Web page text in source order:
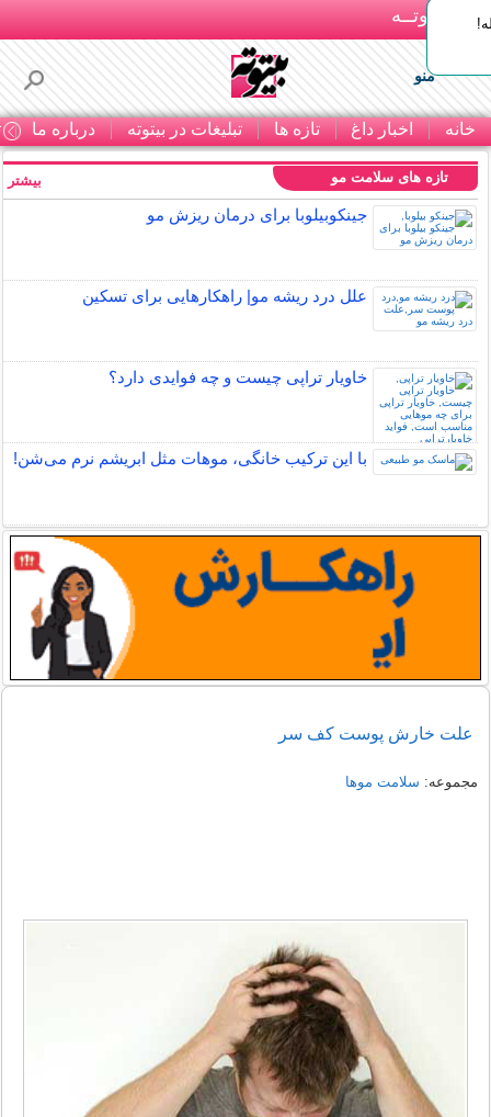
بـیتوتــه
منو
خانه اخبار داغ تازه ها تبلیغات در بیتوته درباره ما
تازه های سلامت مو
جینکوبیلوبا برای درمان ریزش مو
علل درد ریشه مو| راهکارهایی برای تسکین
خاویار تراپی چیست و چه فوایدی دارد؟
با این ترکیب خانگی، موهات مثل ابریشم نرم می‌شن!
بیشتر
علت خارش پوست کف سر
مجموعه: سلامت موها